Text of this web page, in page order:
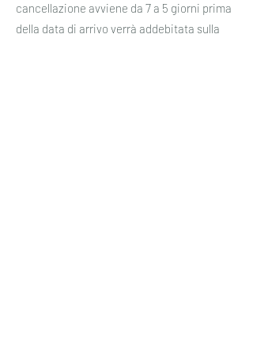
cancellazione avviene da 7 a 5 giorni prima
della data di arrivo verrà addebitata sulla